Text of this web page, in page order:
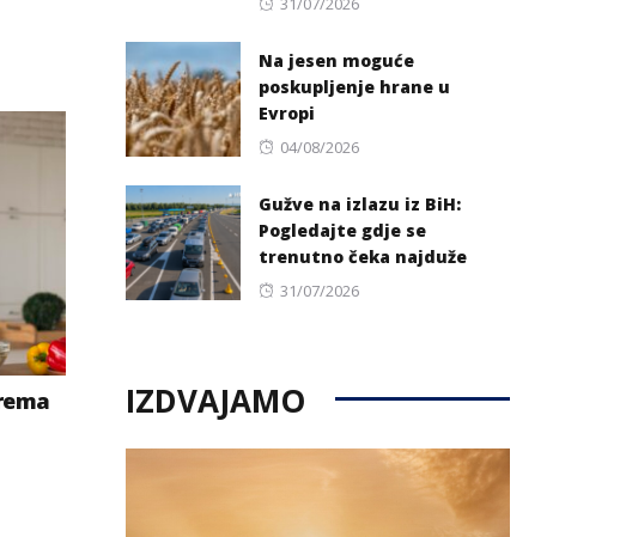
Na jesen moguće
poskupljenje hrane u
Evropi
Posted
04/08/2026
Gužve na izlazu iz BiH:
Pogledajte gdje se
trenutno čeka najduže
Posted
31/07/2026
IZDVAJAMO